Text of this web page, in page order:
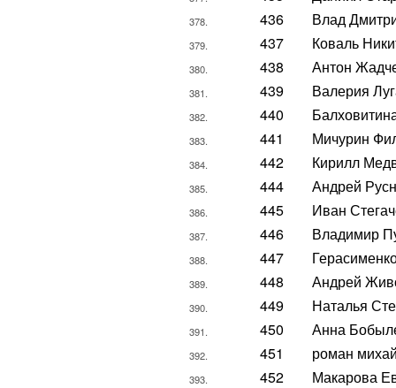
378. 436 Влад
379. 437 Коваль
380. 438 Антон
381. 439 Валерия
382. 440
383. 441 Мичурин
384. 442 Кирилл
385. 444 Андрей
386. 445 Иван
387. 446 Владимир
388. 447
389. 448 Андрей
390. 449 Наталья
391. 450 Анна
392. 451 роман
393. 452 Макарова